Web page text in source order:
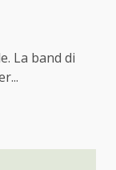
La band di